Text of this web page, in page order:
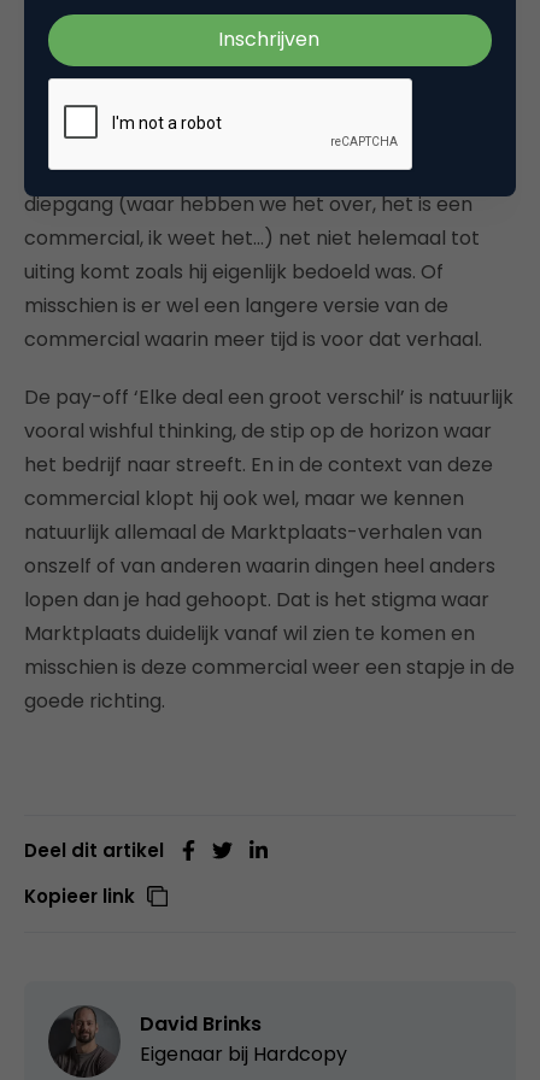
zag ik wat ze bedoelen in het persbericht: de trein
wordt steeds langer door uitbreidingen in de loop
der jaren. Ook zonder dat aspect klopt het concept
nog steeds en komt de boodschap wel over, maar
toch vind ik het zonde dat deze emotionele
diepgang (waar hebben we het over, het is een
commercial, ik weet het…) net niet helemaal tot
uiting komt zoals hij eigenlijk bedoeld was. Of
misschien is er wel een langere versie van de
commercial waarin meer tijd is voor dat verhaal.
De pay-off ‘Elke deal een groot verschil’ is natuurlijk
vooral wishful thinking, de stip op de horizon waar
het bedrijf naar streeft. En in de context van deze
commercial klopt hij ook wel, maar we kennen
natuurlijk allemaal de Marktplaats-verhalen van
onszelf of van anderen waarin dingen heel anders
lopen dan je had gehoopt. Dat is het stigma waar
Marktplaats duidelijk vanaf wil zien te komen en
misschien is deze commercial weer een stapje in de
goede richting.
Deel dit artikel
Kopieer link
David Brinks
Eigenaar bij Hardcopy